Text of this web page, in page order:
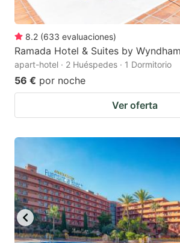
8.2 (633 evaluaciones)
Ramada Hotel & Suites by
apart-hotel · 2 Huéspedes · 1 Dormitorio
56 € por noche
Ver oferta